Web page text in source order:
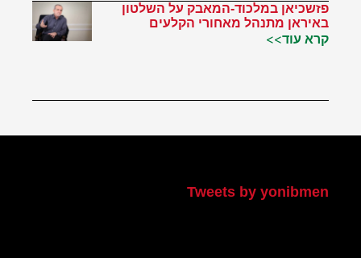
פזשכיאן במלכוד-המאבק על השלטון
באיראן מתנהל מאחורי הקלעים
קרא עוד>>
Tweets by yonibmen